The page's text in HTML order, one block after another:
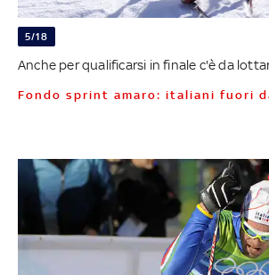
5/18
Anche per qualificarsi in finale c'è da
Fondo sprint amaro: italiani fuori